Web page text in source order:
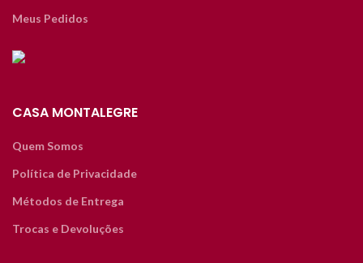
Meus Pedidos
CASA MONTALEGRE
Quem Somos
Política de Privacidade
Métodos de Entrega
Trocas e Devoluções